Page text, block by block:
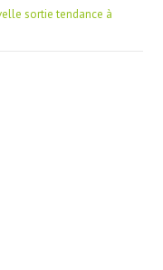
sortie tendance à